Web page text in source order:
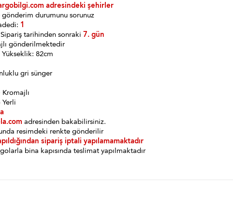
adresindeki şehirler
gönderim durumunu sorunuz
1
tarihinden sonraki 7. gün
gönderilmektedir
82cm
gri sünger
adresinden bakabilirsiniz.
resimdeki renkte gönderilir
sipariş iptali yapılamamaktadır
bina kapısında teslimat yapılmaktadır